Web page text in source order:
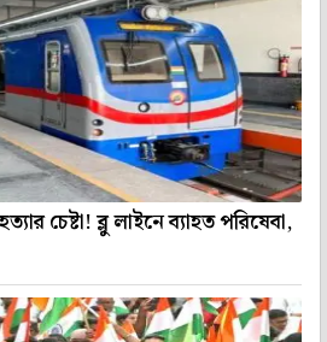
চেষ্টা! ব্লু লাইনে ব্যাহত পরিষেবা,